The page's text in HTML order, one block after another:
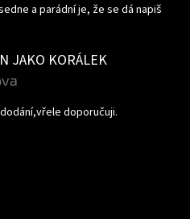
a parádní je, že se dá napiš
JAKO KORÁLEK
5 z 5 hvězdiček.
doporučuji.